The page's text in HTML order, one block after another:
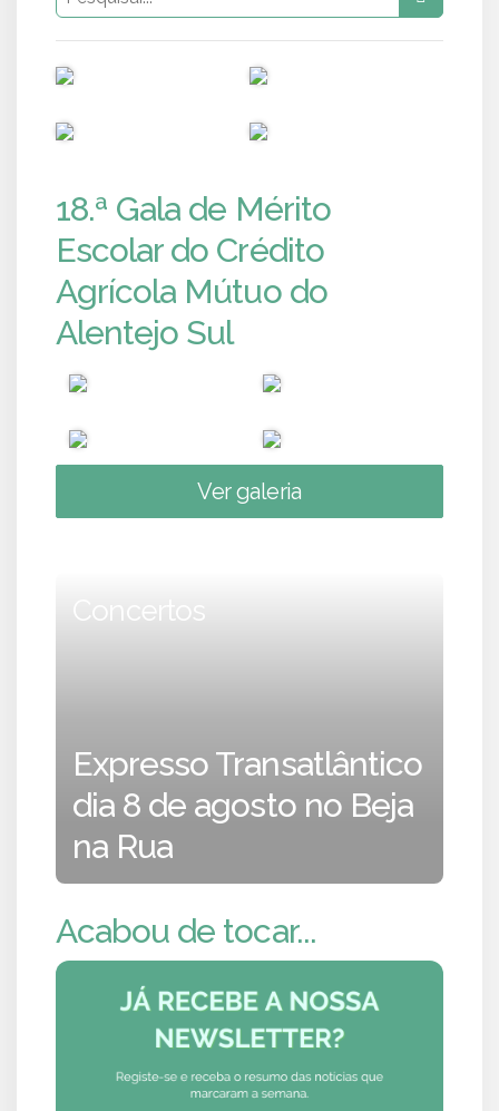
18.ª Gala de Mérito
Escolar do Crédito
Agrícola Mútuo do
Alentejo Sul
Ver galeria
Concertos
Expresso Transatlântico
dia 8 de agosto no Beja
na Rua
Acabou de tocar...